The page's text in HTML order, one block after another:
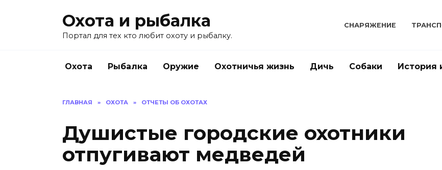
Охота и рыбалка
Портал для тех кто любит охоту и рыбалку.
СНАРЯЖЕНИЕ
Охота Рыбалка Оружие Охотничья жизнь Дичь Собаки История
ГЛАВНАЯ » ОХОТА » ОТЧЕТЫ ОБ ОХОТАХ
Душистые городские охотники
отпугивают медведей